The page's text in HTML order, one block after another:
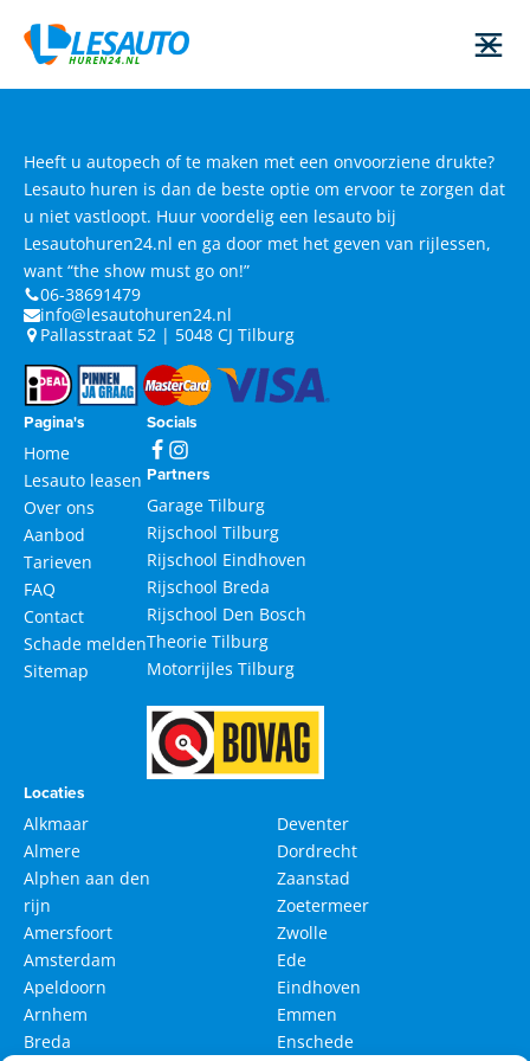
Heeft u autopech of te maken met een onvoorziene drukte?
Lesauto huren is dan de beste optie om ervoor te zorgen dat
u niet vastloopt. Huur voordelig een lesauto bij
Lesautohuren24.nl en ga door met het geven van rijlessen,
want “the show must go on!”
06-38691479
info@lesautohuren24.nl
Pallasstraat 52 | 5048 CJ Tilburg
Pagina's
Home
Lesauto leasen
Over ons
Aanbod
Tarieven
FAQ
Contact
Schade melden
Sitemap
Locaties
Alkmaar
Almere
Alphen aan den
rijn
Amersfoort
Amsterdam
Apeldoorn
Arnhem
Breda
Deventer
Dordrecht
Zaanstad
Zoetermeer
Zwolle
Ede
Eindhoven
Emmen
Enschede
Partners
Garage Tilburg
Rijschool Tilburg
Rijschool Eindhoven
Rijschool Breda
Rijschool Den Bosch
Theorie Tilburg
Motorrijles Tilburg
Socials